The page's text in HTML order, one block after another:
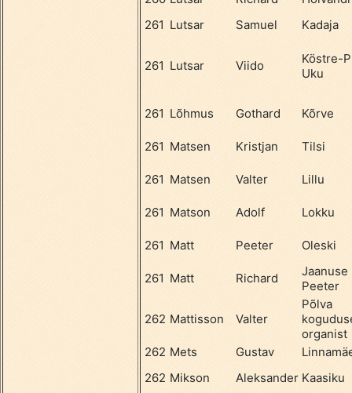
261 Lutsar Samuel Kadaja
261 Lutsar Viido
Köstre-
Uku
261 Lõhmus Gothard Kõrve
261 Matsen Kristjan Tilsi
261 Matsen Valter Lillu
261 Matson Adolf Lokku
261 Matt Peeter Oleski
261 Matt Richard
Jaanuse
Peeter
262 Mattisson Valter
Põlva
organist
262 Mets Gustav
262 Mikson Aleksander Kaasiku